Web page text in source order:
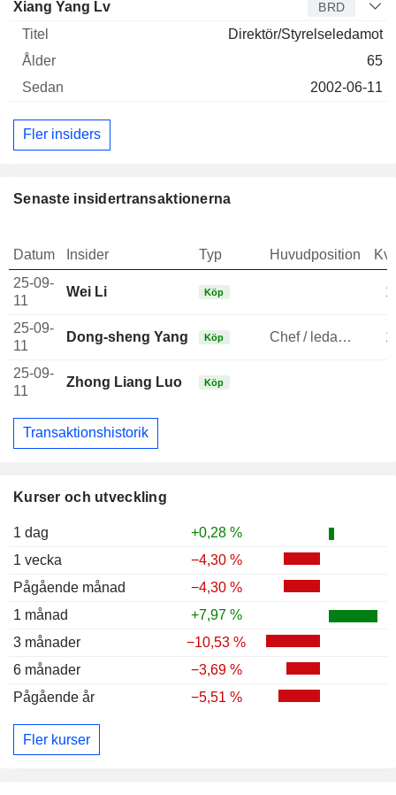
Kurser och utveckling
1 dag
+0,28 %
1 vecka
−4,30 %
Pågående månad
−4,30 %
1 månad
+7,97 %
3 månader
−10,53 %
6 månader
−3,69 %
Pågående år
−5,51 %
Fler kurser
Xiang Yang Lv BRD
Direktör/Styrelseledamot
65
2002-06-11
Fler insiders
Senaste insidertransaktionerna
Datum Insider Typ Huvudposition
25-09-
11
Wei Li Köp
25-09-
11
Dong-sheng Yang Köp Chef / ledande befattningshavare
25-09-
11
Zhong Liang Luo Köp
Transaktionshistorik